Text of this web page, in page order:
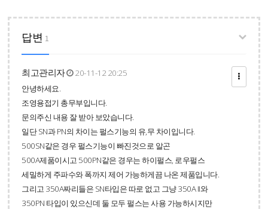
답변 1
최고관리자
20-11-12 20:25
안녕하세요.
조영용접기 총무부입니다.
문의주신 내용 잘 받아 보았습니다.
일단 SN과 PN의 차이는 펄스기능의 유,무 차이입니다.
500SN같은 경우 펄스기능이 빠진것으로 알곤
500A제품이시고 500PN같은 경우는 하이펄스, 로우펄스
세밀하게 주파수와 폭까지 제어 가능하게끔 나온 제품입니다.
그리고 350A짜리들은 SN타입은 따로 없고 그냥 350A II와
350PN 타입이 있으신데 둘 모두 펄스는 사용 가능하시지만